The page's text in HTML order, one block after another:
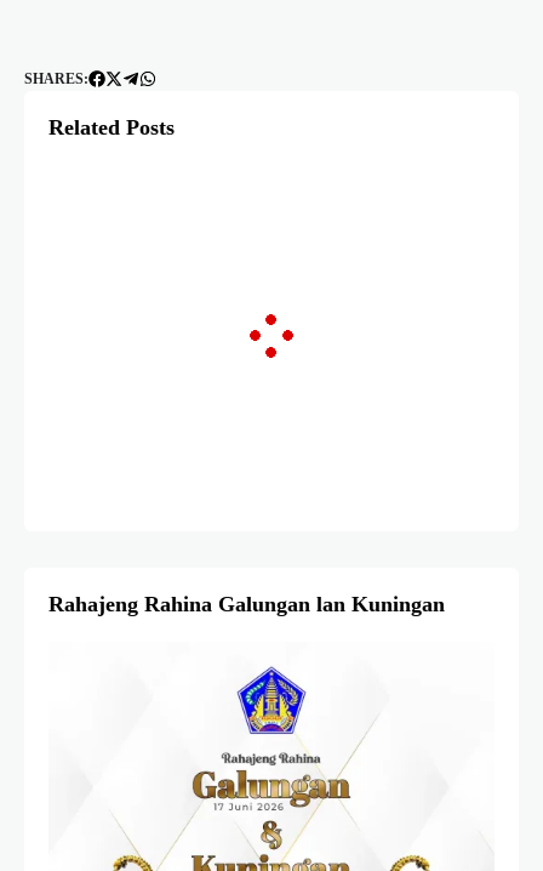
SHARES:
Related Posts
Rahajeng Rahina Galungan lan Kuningan